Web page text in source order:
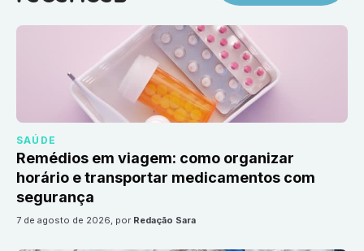
SAÚDE
Remédios em viagem: como organizar
horário e transportar medicamentos com
segurança
7 de agosto de 2026, por Redação Sara